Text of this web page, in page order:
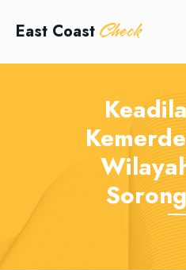
East Coast Check